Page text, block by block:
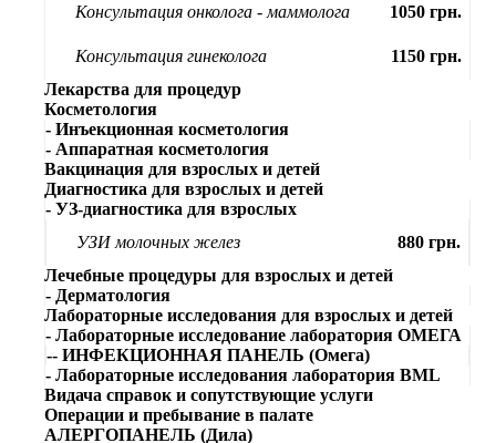
Консультация онколога - маммолога
1050 грн.
Консультация гинеколога
1150 грн.
Лекарства для процедур
Косметология
- Инъекционная косметология
- Аппаратная косметология
Вакцинация для взрослых и детей
Диагностика для взрослых и детей
- УЗ-диагностика для взрослых
УЗИ молочных желез
880 грн.
Лечебные процедуры для взрослых и детей
- Дерматология
Лабораторные исследования для взрослых и детей
- Лабораторные исследование лаборатория ОМЕГА
-- ИНФЕКЦИОННАЯ ПАНЕЛЬ (Омега)
- Лабораторные исследования лаборатория BML
Видача справок и сопутствующие услуги
Операции и пребывание в палате
АЛЕРГОПАНЕЛЬ (Дила)